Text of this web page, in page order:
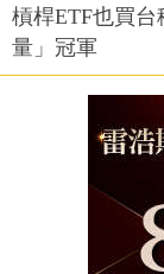
槓桿ETF也買
量」冠軍